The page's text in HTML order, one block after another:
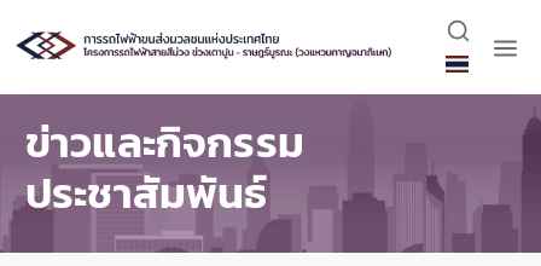
ข่าวและกิจกรรม
ประชาสัมพันธ์